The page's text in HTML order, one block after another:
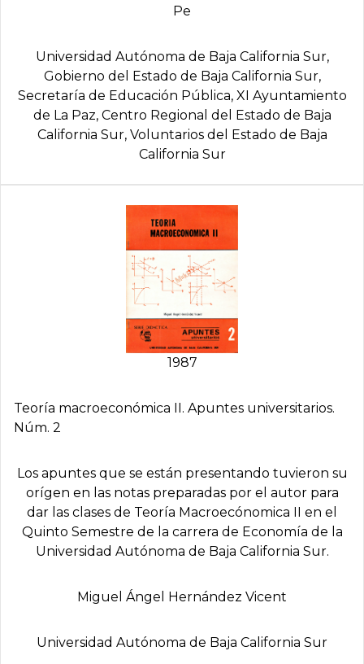
Pe
Universidad Autónoma de Baja California Sur,
Gobierno del Estado de Baja California Sur,
Secretarí­a de Educación Pública, XI Ayuntamiento
de La Paz, Centro Regional del Estado de Baja
California Sur, Voluntarios del Estado de Baja
California Sur
1987
Teoría macroeconómica II. Apuntes universitarios.
Núm. 2
Los apuntes que se están presentando tuvieron su
orígen en las notas preparadas por el autor para
dar las clases de Teoría Macroecónomica II en el
Quinto Semestre de la carrera de Economía de la
Universidad Autónoma de Baja California Sur.
Miguel Ángel Hernández Vicent
Universidad Autónoma de Baja California Sur